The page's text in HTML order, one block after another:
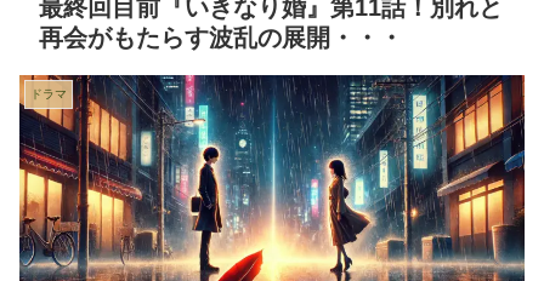
最終回目前『いきなり婚』第11話！別れと
再会がもたらす波乱の展開・・・
ドラマ